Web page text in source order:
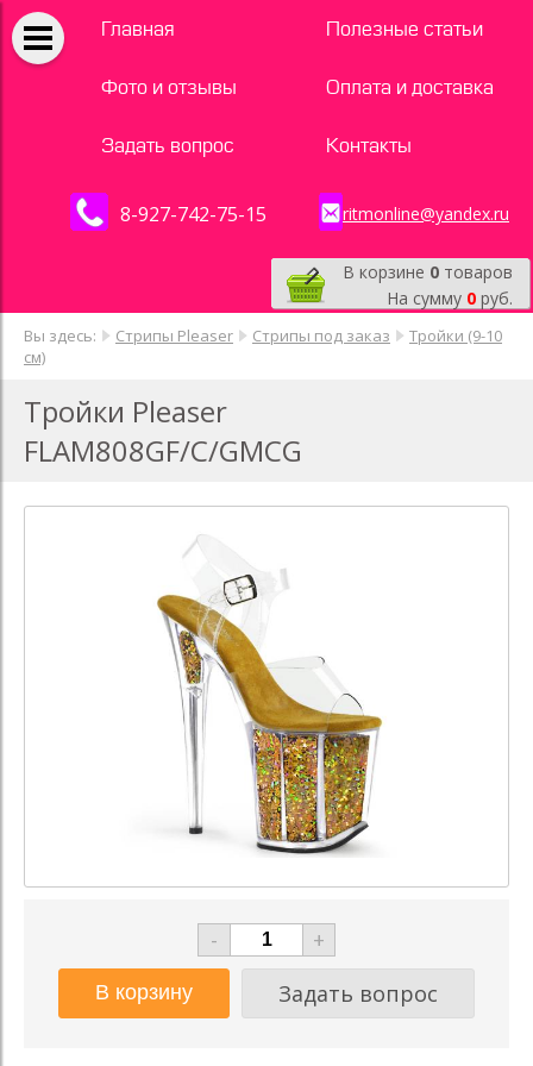
Главная Полезные статьи
Фото и отзывы Оплата и доставка
Задать вопрос Контакты
8-927-742-75-15 ritmonline@yandex.ru
В корзине 0 товаров
На сумму 0 руб.
Вы здесь: Стрипы Pleaser Стрипы под заказ
Тройки (9-10
см)
Тройки Pleaser
FLAM808GF/C/GMCG
-
+
Задать вопрос